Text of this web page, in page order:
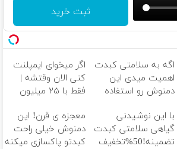
ثبت خرید
اگه به سلامتی کبدت
اهمیت میدی این
دمنوش رو استفاده
اگر میخوای ایمپلنت
کنی الان وقتشه |
فقط با ۲۵ میلیون
با این نوشیدنی
گیاهی سلامتی کبدت
تضمینه!50%تخفیف
معجزه ی قرن! این
دمنوش خیلی راحت
کبدتو پاکسازی میکنه